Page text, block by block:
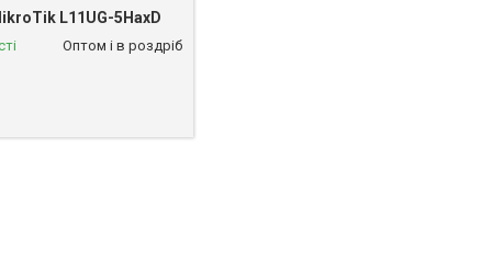
L11UG-5HaxD
Оптом і в роздріб